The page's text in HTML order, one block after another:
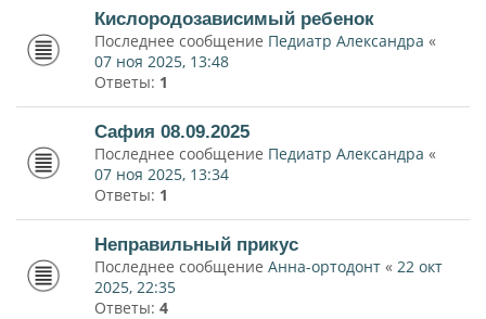
Кислородозависимый ребенок
Последнее сообщение Педиатр Александра «
07 ноя 2025, 13:48
Ответы: 1
Сафия 08.09.2025
Последнее сообщение Педиатр Александра «
07 ноя 2025, 13:34
Ответы: 1
Неправильный прикус
Последнее сообщение Анна-ортодонт « 22 окт
2025, 22:35
Ответы: 4